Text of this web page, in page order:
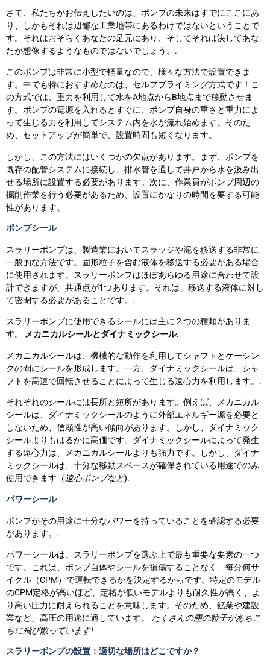
さて、私たちがお伝えしたいのは、ポンプの未来はすでにここにあ
り、しかもそれは辺鄙な工業地帯にあるわけではないということで
す。それはおそらくあなたの足元にあり、そしてそれは決してあな
たが想像するようなものではないでしょう。.
このポンプは非常に小型で軽量なので、様々な方法で設置できま
す。中でも特におすすめなのは、セルフプライミング方式です！こ
の方式では、重力を利用して水をA地点からB地点まで移動させま
す。ポンプの電源を入れるとすぐに、ポンプ自身の重さと重力によ
って生じる力を利用してシステム内を水が流れ始めます。そのた
め、セットアップが簡単で、設置時間も短くなります。
しかし、この方法にはいくつかの欠点があります。まず、ポンプを
既存の配管システムに接続し、排水管を通して井戸から水を汲み出
せる場所に設置する必要があります。次に、作業員がポンプ周辺の
掘削作業を行う必要があるため、設置にかなりの時間を要する可能
性があります。.
ポンプシール
スラリーポンプは、製造業においてスラッジや泥を移送する非常に
一般的な方法です。固形粒子を含む液体を移送する必要がある場合
に使用されます。スラリーポンプはほぼあらゆる用途に合わせて設
計できますが、共通点が1つあります。それは、移送する液体に対し
て密閉する必要があることです。.
スラリーポンプに使用できるシールには主に 2 つの種類がありま
す。 メカニカルシールとダイナミックシール.
メカニカルシールは、機械的な動作を利用してシャフトとケーシン
グの間にシールを形成します。一方、ダイナミックシールは、シャ
フトを高速で回転させることによって生じる遠心力を利用します。.
それぞれのシールには長所と短所があります。例えば、メカニカル
シールは、ダイナミックシールのように外部エネルギー源を必要と
しないため、信頼性が高い傾向があります。しかし、ダイナミック
シールよりもはるかに高価です。ダイナミックシールによって発生
する遠心力は、メカニカルシールよりも強力です。しかし、ダイナ
ミックシールは、十分な移動スペースが確保されている用途でのみ
使用できます（遠心ポンプなど).
パワーシール
ポンプがその用途に十分なパワーを持っていることを確認する必要
があります。.
パワーシールは、スラリーポンプを選ぶ上で最も重要な要素の一つ
です。これは、ポンプ自体やシールを損傷することなく、毎分何サ
イクル（CPM）で運転できるかを決定するからです。特定のモデル
のCPM定格が高いほど、定格が低いモデルよりも耐久性が高く、よ
り高い圧力に耐えられることを意味します。そのため、鉱業や建設
業など、高圧の用途に適しています。 たくさんの塵の粒子があちこ
ちに飛び散っています!
スラリーポンプの設置：適切な場所はどこですか？